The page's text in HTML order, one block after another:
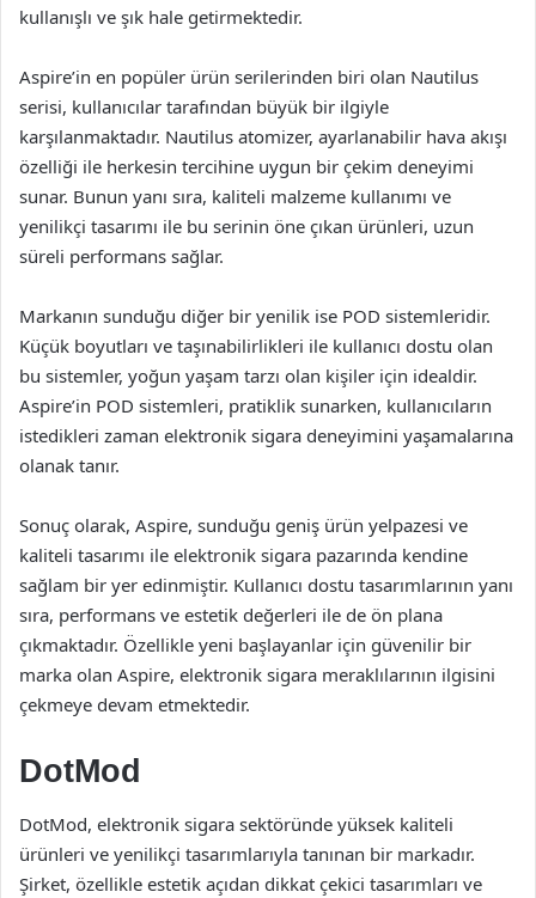
kullanışlı ve şık hale getirmektedir.
Aspire’in en popüler ürün serilerinden biri olan Nautilus
serisi, kullanıcılar tarafından büyük bir ilgiyle
karşılanmaktadır. Nautilus atomizer, ayarlanabilir hava akışı
özelliği ile herkesin tercihine uygun bir çekim deneyimi
sunar. Bunun yanı sıra, kaliteli malzeme kullanımı ve
yenilikçi tasarımı ile bu serinin öne çıkan ürünleri, uzun
süreli performans sağlar.
Markanın sunduğu diğer bir yenilik ise POD sistemleridir.
Küçük boyutları ve taşınabilirlikleri ile kullanıcı dostu olan
bu sistemler, yoğun yaşam tarzı olan kişiler için idealdir.
Aspire’in POD sistemleri, pratiklik sunarken, kullanıcıların
istedikleri zaman elektronik sigara deneyimini yaşamalarına
olanak tanır.
Sonuç olarak, Aspire, sunduğu geniş ürün yelpazesi ve
kaliteli tasarımı ile elektronik sigara pazarında kendine
sağlam bir yer edinmiştir. Kullanıcı dostu tasarımlarının yanı
sıra, performans ve estetik değerleri ile de ön plana
çıkmaktadır. Özellikle yeni başlayanlar için güvenilir bir
marka olan Aspire, elektronik sigara meraklılarının ilgisini
çekmeye devam etmektedir.
DotMod
DotMod, elektronik sigara sektöründe yüksek kaliteli
ürünleri ve yenilikçi tasarımlarıyla tanınan bir markadır.
Şirket, özellikle estetik açıdan dikkat çekici tasarımları ve